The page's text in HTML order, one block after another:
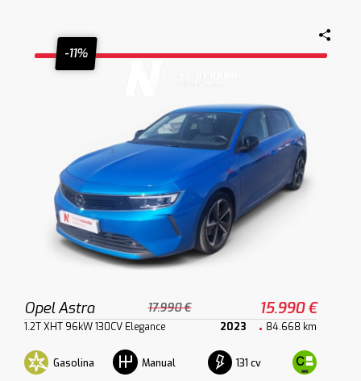
-11%
Opel Astra 17.990 € 15.990 €
1.2T XHT 96kW 130CV Elegance 2023 84.668 km
Gasolina Manual 131 cv